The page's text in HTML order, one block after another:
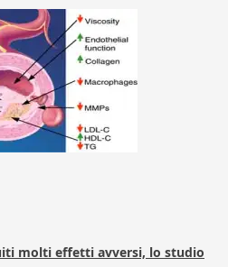
molti effetti avversi, lo studio